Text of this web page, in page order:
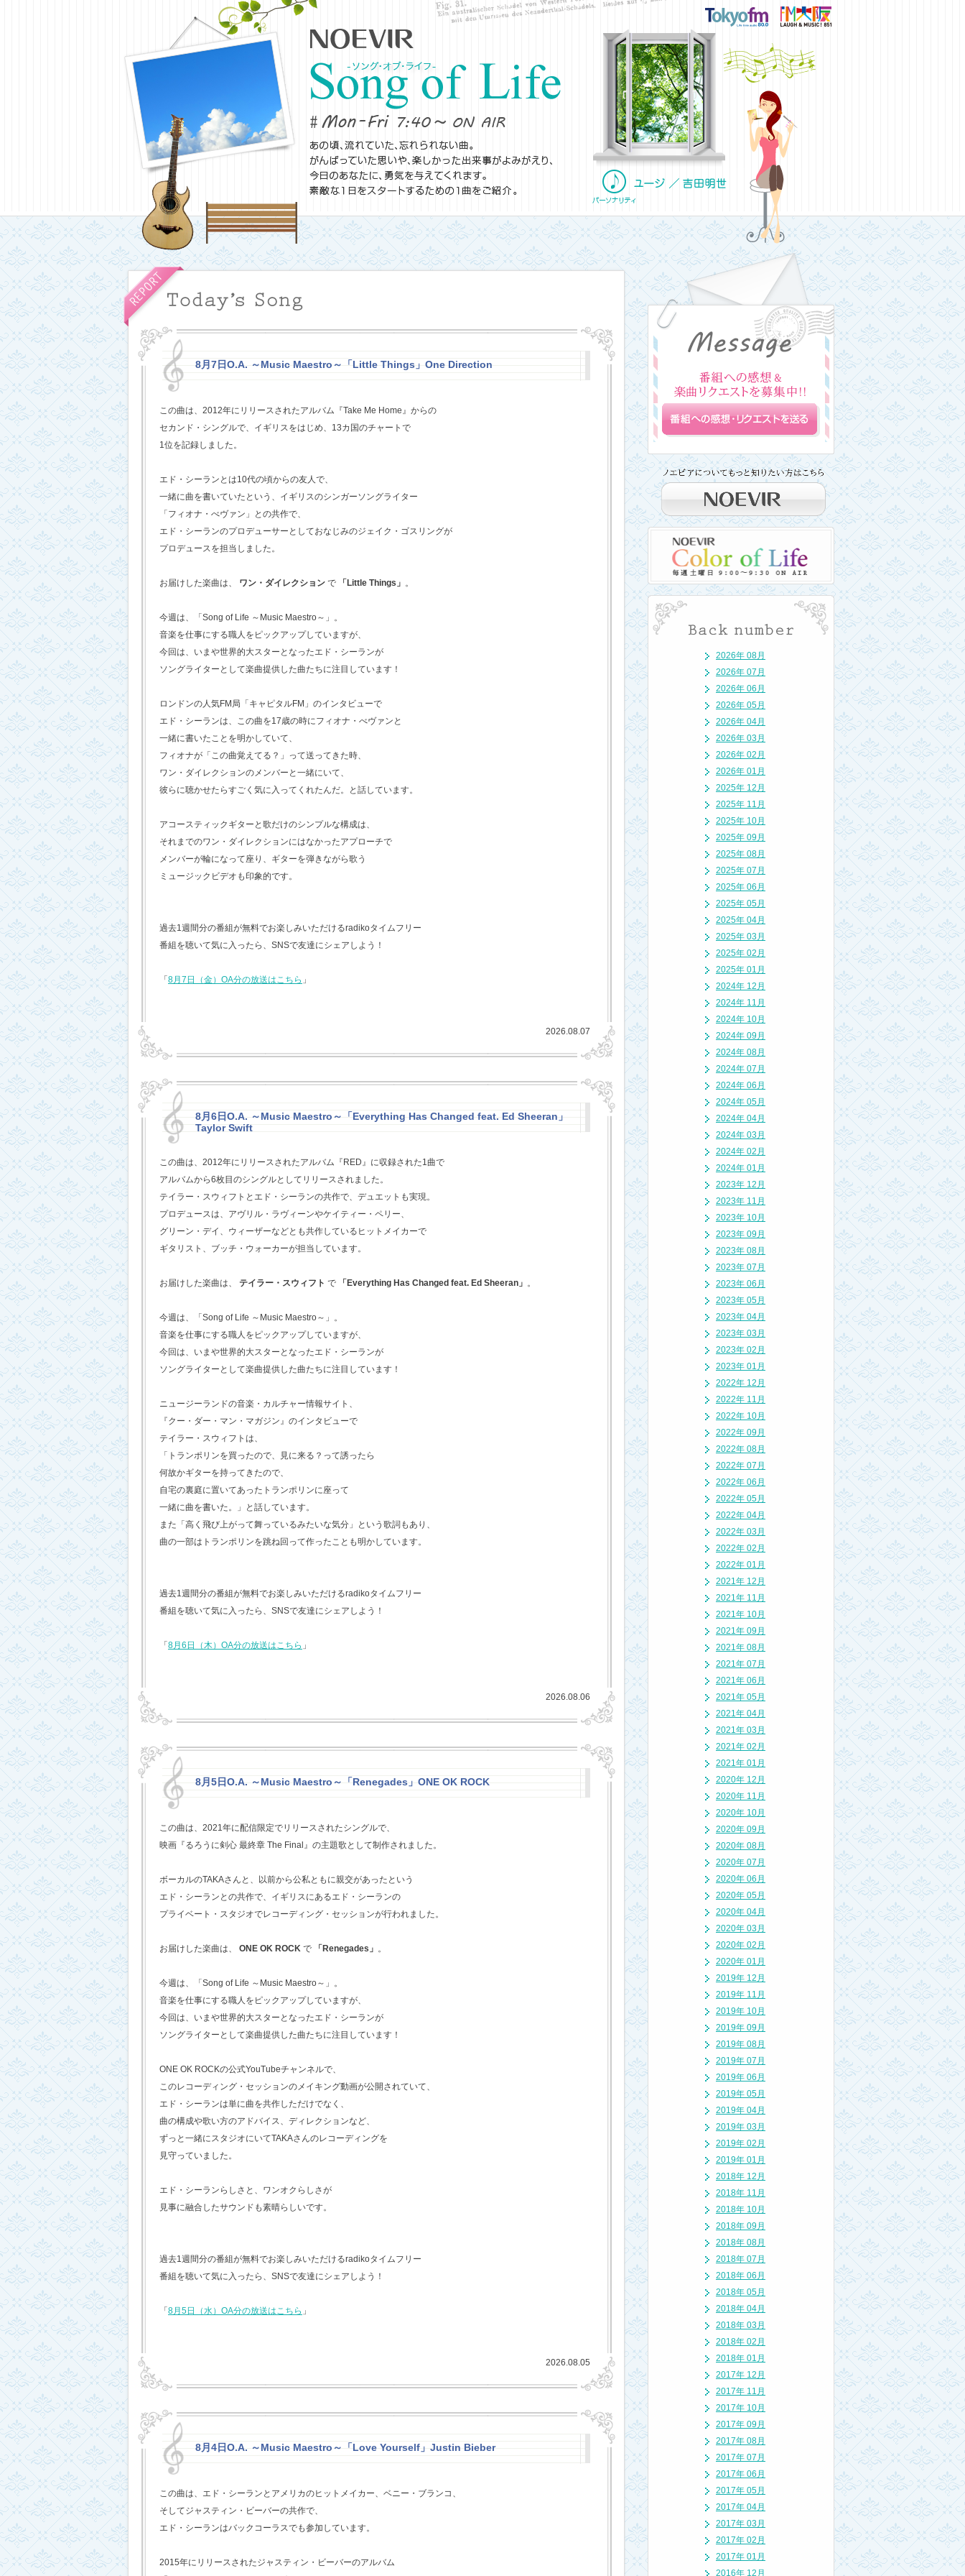
8月7日O.A. ～Music Maestro～「Little Things」One Direction
この曲は、2012年にリリースされたアルバム『Take Me Home』からの
セカンド・シングルで、イギリスをはじめ、13カ国のチャートで
1位を記録しました。
エド・シーランとは10代の頃からの友人で、
一緒に曲を書いていたという、イギリスのシンガーソングライター
「フィオナ・べヴァン」との共作で、
エド・シーランのプロデューサーとしておなじみのジェイク・ゴスリングが
プロデュースを担当しました。
お届けした楽曲は、 ワン・ダイレクション で 「Little Things」 。
今週は、「Song of Life ～Music Maestro～」。
音楽を仕事にする職人をピックアップしていますが、
今回は、いまや世界的大スターとなったエド・シーランが
ソングライターとして楽曲提供した曲たちに注目しています！
ロンドンの人気FM局「キャピタルFM」のインタビューで
エド・シーランは、この曲を17歳の時にフィオナ・べヴァンと
一緒に書いたことを明かしていて、
フィオナが「この曲覚えてる？」って送ってきた時、
ワン・ダイレクションのメンバーと一緒にいて、
彼らに聴かせたらすごく気に入ってくれたんだ。と話しています。
アコースティックギターと歌だけのシンプルな構成は、
それまでのワン・ダイレクションにはなかったアプローチで
メンバーが輪になって座り、ギターを弾きながら歌う
ミュージックビデオも印象的です。
過去1週間分の番組が無料でお楽しみいただけるradikoタイムフリー
番組を聴いて気に入ったら、SNSで友達にシェアしよう！
「 8月7日（金）OA分の放送はこちら 」
2026.08.07
8月6日O.A. ～Music Maestro～「Everything Has Changed feat. Ed Sheeran」
Taylor Swift
この曲は、2012年にリリースされたアルバム『RED』に収録された1曲で
アルバムから6枚目のシングルとしてリリースされました。
テイラー・スウィフトとエド・シーランの共作で、デュエットも実現。
プロデュースは、アヴリル・ラヴィーンやケイティー・ペリー、
グリーン・デイ、ウィーザーなどとも共作しているヒットメイカーで
ギタリスト、ブッチ・ウォーカーが担当しています。
お届けした楽曲は、 テイラー・スウィフト で 「Everything Has Changed feat. Ed Sheeran」 。
今週は、「Song of Life ～Music Maestro～」。
音楽を仕事にする職人をピックアップしていますが、
今回は、いまや世界的大スターとなったエド・シーランが
ソングライターとして楽曲提供した曲たちに注目しています！
ニュージーランドの音楽・カルチャー情報サイト、
『クー・ダー・マン・マガジン』のインタビューで
テイラー・スウィフトは、
「トランポリンを買ったので、見に来る？って誘ったら
何故かギターを持ってきたので、
自宅の裏庭に置いてあったトランポリンに座って
一緒に曲を書いた。」と話しています。
また「高く飛び上がって舞っているみたいな気分」という歌詞もあり、
曲の一部はトランポリンを跳ね回って作ったことも明かしています。
過去1週間分の番組が無料でお楽しみいただけるradikoタイムフリー
番組を聴いて気に入ったら、SNSで友達にシェアしよう！
「 8月6日（木）OA分の放送はこちら 」
2026.08.06
8月5日O.A. ～Music Maestro～「Renegades」ONE OK ROCK
この曲は、2021年に配信限定でリリースされたシングルで、
映画『るろうに剣心 最終章 The Final』の主題歌として制作されました。
ボーカルのTAKAさんと、以前から公私ともに親交があったという
エド・シーランとの共作で、イギリスにあるエド・シーランの
プライベート・スタジオでレコーディング・セッションが行われました。
お届けした楽曲は、 ONE OK ROCK で 「Renegades」 。
今週は、「Song of Life ～Music Maestro～」。
音楽を仕事にする職人をピックアップしていますが、
今回は、いまや世界的大スターとなったエド・シーランが
ソングライターとして楽曲提供した曲たちに注目しています！
ONE OK ROCKの公式YouTubeチャンネルで、
このレコーディング・セッションのメイキング動画が公開されていて、
エド・シーランは単に曲を共作しただけでなく、
曲の構成や歌い方のアドバイス、ディレクションなど、
ずっと一緒にスタジオにいてTAKAさんのレコーディングを
見守っていました。
エド・シーランらしさと、ワンオクらしさが
見事に融合したサウンドも素晴らしいです。
過去1週間分の番組が無料でお楽しみいただけるradikoタイムフリー
番組を聴いて気に入ったら、SNSで友達にシェアしよう！
「 8月5日（水）OA分の放送はこちら 」
2026.08.05
8月4日O.A. ～Music Maestro～「Love Yourself」Justin Bieber
この曲は、エド・シーランとアメリカのヒットメイカー、ベニー・ブランコ、
そしてジャスティン・ビーバーの共作で、
エド・シーランはバックコーラスでも参加しています。
2015年にリリースされたジャスティン・ビーバーのアルバム
2026年 08月
2026年 07月
2026年 06月
2026年 05月
2026年 04月
2026年 03月
2026年 02月
2026年 01月
2025年 12月
2025年 11月
2025年 10月
2025年 09月
2025年 08月
2025年 07月
2025年 06月
2025年 05月
2025年 04月
2025年 03月
2025年 02月
2025年 01月
2024年 12月
2024年 11月
2024年 10月
2024年 09月
2024年 08月
2024年 07月
2024年 06月
2024年 05月
2024年 04月
2024年 03月
2024年 02月
2024年 01月
2023年 12月
2023年 11月
2023年 10月
2023年 09月
2023年 08月
2023年 07月
2023年 06月
2023年 05月
2023年 04月
2023年 03月
2023年 02月
2023年 01月
2022年 12月
2022年 11月
2022年 10月
2022年 09月
2022年 08月
2022年 07月
2022年 06月
2022年 05月
2022年 04月
2022年 03月
2022年 02月
2022年 01月
2021年 12月
2021年 11月
2021年 10月
2021年 09月
2021年 08月
2021年 07月
2021年 06月
2021年 05月
2021年 04月
2021年 03月
2021年 02月
2021年 01月
2020年 12月
2020年 11月
2020年 10月
2020年 09月
2020年 08月
2020年 07月
2020年 06月
2020年 05月
2020年 04月
2020年 03月
2020年 02月
2020年 01月
2019年 12月
2019年 11月
2019年 10月
2019年 09月
2019年 08月
2019年 07月
2019年 06月
2019年 05月
2019年 04月
2019年 03月
2019年 02月
2019年 01月
2018年 12月
2018年 11月
2018年 10月
2018年 09月
2018年 08月
2018年 07月
2018年 06月
2018年 05月
2018年 04月
2018年 03月
2018年 02月
2018年 01月
2017年 12月
2017年 11月
2017年 10月
2017年 09月
2017年 08月
2017年 07月
2017年 06月
2017年 05月
2017年 04月
2017年 03月
2017年 02月
2017年 01月
2016年 12月